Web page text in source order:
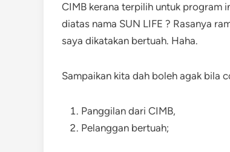
CIMB kerana terpilih untuk program
diatas nama SUN LIFE ? Rasanya
saya dikatakan bertuah. Haha.
Sampaikan kita dah boleh agak bila
Panggilan dari CIMB,
Pelanggan bertuah;